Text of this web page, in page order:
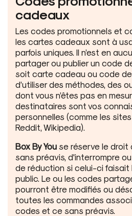
cadeaux
Les codes promotionnels et
les cartes cadeaux sont à
parfois uniques. Il n’est en
partager ou publier un code
soit carte cadeau ou code
d’utiliser des méthodes, des
dont vous n’êtes pas en
destinataires sont vos
personnelles (comme les
Reddit, Wikipedia).
Box By You se réserve le droit
sans préavis, d'interrompre
de réduction si celui-ci
public. Le ou les codes
pourront être modifiés ou
toutes les commandes
codes et ce sans préavis.